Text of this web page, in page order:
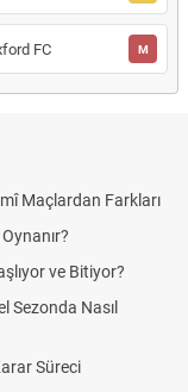
FC M
Maçlardan Farkları
ve Bitiyor?
Sezonda Nasıl
Süreci